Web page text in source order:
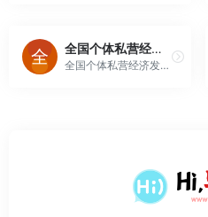
全国个体私营经济发展服务网
全国个体私营经济发展服务网